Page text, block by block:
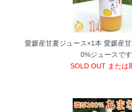
愛媛産甘夏ジュース×1本 愛媛産
0%ジュースです
SOLD OUT または